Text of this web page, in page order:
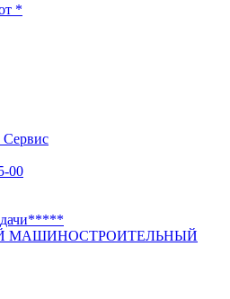
*
00
МАШИНОСТРОИТЕЛЬНЫЙ